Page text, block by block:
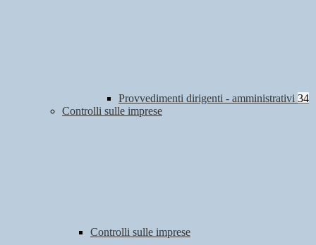
Provvedimenti dirigenti - amministrativi 34
Controlli sulle imprese
Controlli sulle imprese